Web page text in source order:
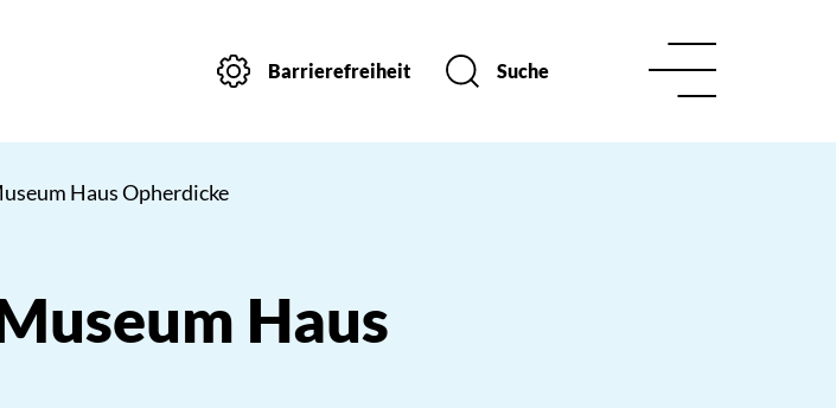
Barrierefreiheit Suche
Haus Opherdicke
Haus